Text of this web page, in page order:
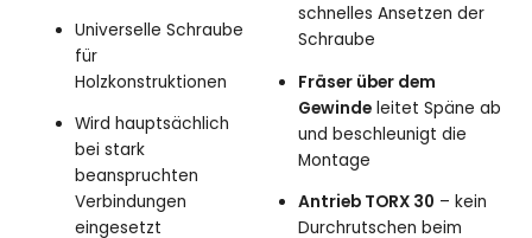
Universelle Schraube
für
Holzkonstruktionen
Wird hauptsächlich
bei stark
beanspruchten
Verbindungen
eingesetzt
schnelles Ansetzen der
Schraube
Fräser über dem
Gewinde leitet Späne ab
und beschleunigt die
Montage
Antrieb TORX 30 – kein
Durchrutschen beim